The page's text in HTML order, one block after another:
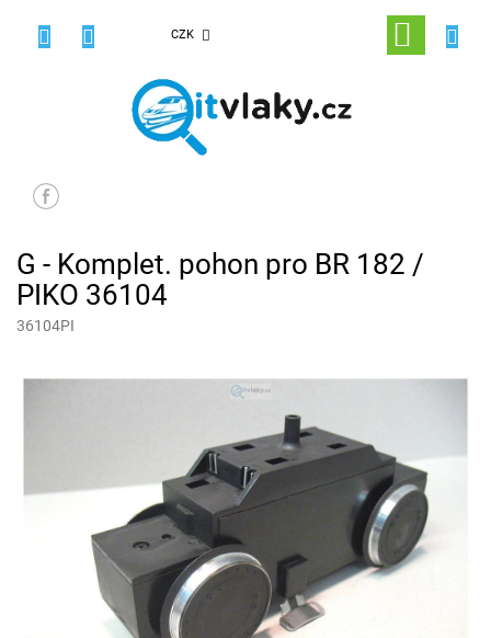
CZK
NÁKUPNÍ
KOŠÍK
G - Komplet. pohon pro BR 182 /
PIKO 36104
36104PI